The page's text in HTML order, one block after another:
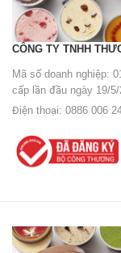
CÔNG TY TNHH
Mã số doanh nghiệp:
cấp lần đầu ngày 19/5/
Điện thoại: 0886 006